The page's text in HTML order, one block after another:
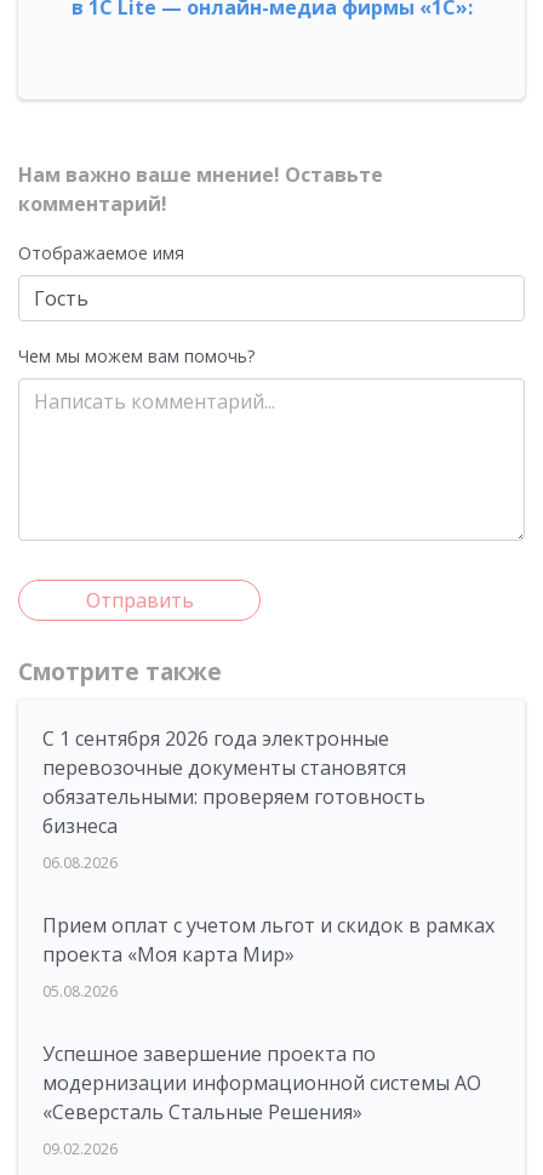
в 1С Lite — онлайн-медиа фирмы «1С»:
Нам важно ваше мнение! Оставьте
комментарий!
Отображаемое имя
Чем мы можем вам помочь?
Отправить
Смотрите также
С 1 сентября 2026 года электронные
перевозочные документы становятся
обязательными: проверяем готовность
бизнеса
06.08.2026
Прием оплат с учетом льгот и скидок в рамках
проекта «Моя карта Мир»
05.08.2026
Успешное завершение проекта по
модернизации информационной системы АО
«Северсталь Стальные Решения»
09.02.2026